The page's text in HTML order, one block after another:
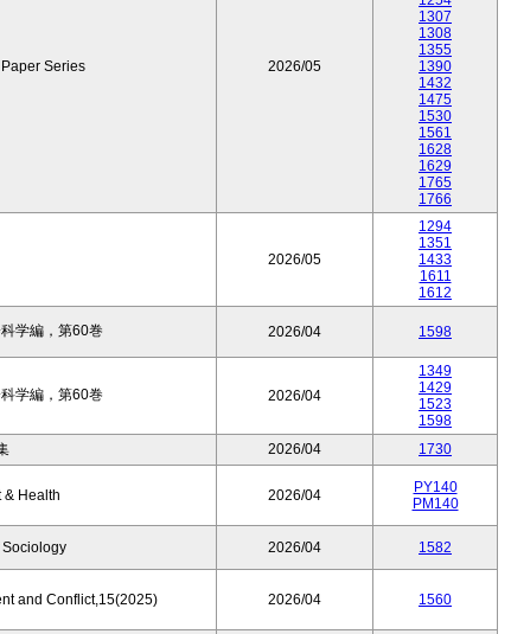
Series 2026/05
1307
1308
1355
1390
1432
1475
1530
1561
1628
1629
1765
1766
2026/05
1294
1351
1433
1611
1612
学編，第60巻 2026/04 1598
学編，第60巻 2026/04
1349
1429
1523
1598
2026/04 1730
& Health 2026/04
PY140
PM140
2026/04 1582
and Conflict,15(2025) 2026/04 1560